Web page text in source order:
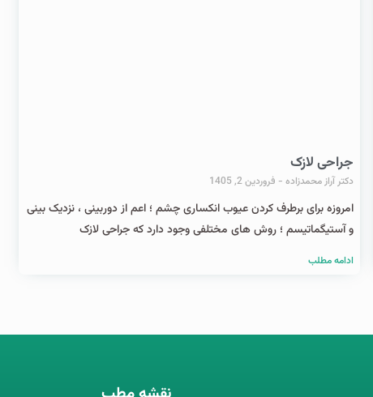
جراحی لازک
دکتر آراز محمدزاده فروردین 2, 1405
امروزه برای برطرف کردن عیوب انکساری چشم ؛ اعم از دوربینی ، نزدیک بینی
و آستیگماتیسم ؛ روش های مختلفی وجود دارد که جراحی لازک
ادامه مطلب